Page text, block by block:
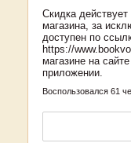
Скидка
магазина, за
доступен по
https://
магазине на
приложении.
Воспользовался 61